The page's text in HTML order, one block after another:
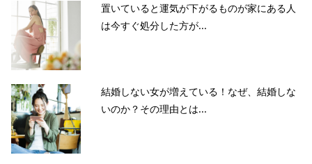
置いていると運気が下がるものが家にある人
は今すぐ処分した方が...
結婚しない女が増えている！なぜ、結婚しな
いのか？その理由とは...